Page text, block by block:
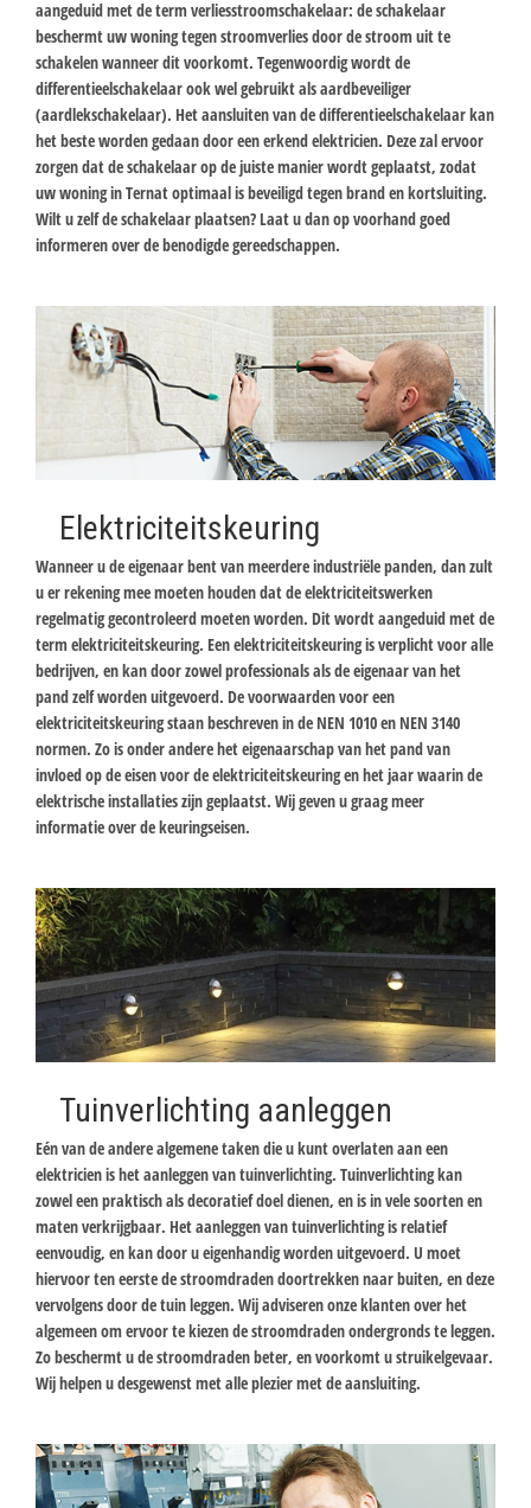
aangeduid met de term verliesstroomschakelaar: de schakelaar
beschermt uw woning tegen stroomverlies door de stroom uit te
schakelen wanneer dit voorkomt. Tegenwoordig wordt de
differentieelschakelaar ook wel gebruikt als aardbeveiliger
(aardlekschakelaar). Het aansluiten van de differentieelschakelaar kan
het beste worden gedaan door een erkend elektricien. Deze zal ervoor
zorgen dat de schakelaar op de juiste manier wordt geplaatst, zodat
uw woning in Ternat optimaal is beveiligd tegen brand en kortsluiting.
Wilt u zelf de schakelaar plaatsen? Laat u dan op voorhand goed
informeren over de benodigde gereedschappen.
Elektriciteitskeuring
Wanneer u de eigenaar bent van meerdere industriële panden, dan zult
u er rekening mee moeten houden dat de elektriciteitswerken
regelmatig gecontroleerd moeten worden. Dit wordt aangeduid met de
term elektriciteitskeuring. Een elektriciteitskeuring is verplicht voor alle
bedrijven, en kan door zowel professionals als de eigenaar van het
pand zelf worden uitgevoerd. De voorwaarden voor een
elektriciteitskeuring staan beschreven in de NEN 1010 en NEN 3140
normen. Zo is onder andere het eigenaarschap van het pand van
invloed op de eisen voor de elektriciteitskeuring en het jaar waarin de
elektrische installaties zijn geplaatst. Wij geven u graag meer
informatie over de keuringseisen.
Tuinverlichting aanleggen
Eén van de andere algemene taken die u kunt overlaten aan een
elektricien is het aanleggen van tuinverlichting. Tuinverlichting kan
zowel een praktisch als decoratief doel dienen, en is in vele soorten en
maten verkrijgbaar. Het aanleggen van tuinverlichting is relatief
eenvoudig, en kan door u eigenhandig worden uitgevoerd. U moet
hiervoor ten eerste de stroomdraden doortrekken naar buiten, en deze
vervolgens door de tuin leggen. Wij adviseren onze klanten over het
algemeen om ervoor te kiezen de stroomdraden ondergronds te leggen.
Zo beschermt u de stroomdraden beter, en voorkomt u struikelgevaar.
Wij helpen u desgewenst met alle plezier met de aansluiting.